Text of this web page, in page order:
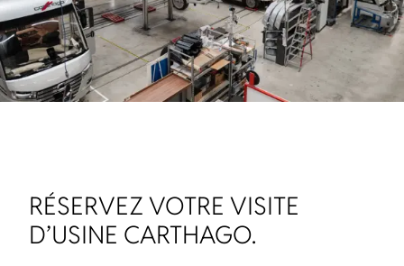
RÉSERVEZ VOTRE VISITE
D’USINE CARTHAGO.